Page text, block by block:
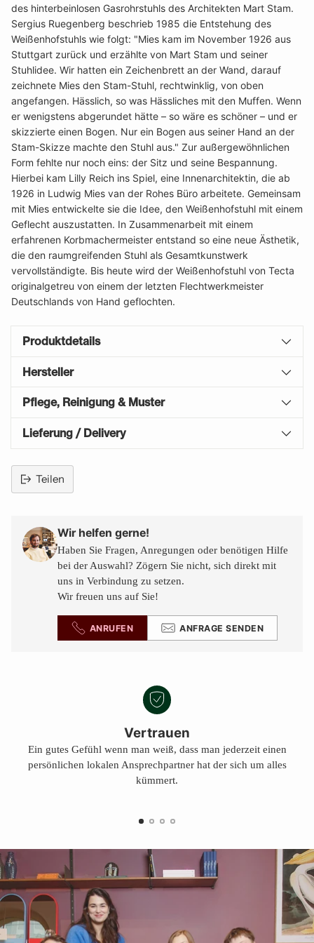
des hinterbeinlosen Gasrohrstuhls des Architekten Mart Stam.
Sergius Ruegenberg beschrieb 1985 die Entstehung des
Weißenhofstuhls wie folgt: "Mies kam im November 1926 aus
Stuttgart zurück und erzählte von Mart Stam und seiner
Stuhlidee. Wir hatten ein Zeichenbrett an der Wand, darauf
zeichnete Mies den Stam-Stuhl, rechtwinklig, von oben
angefangen. Hässlich, so was Hässliches mit den Muffen. Wenn
er wenigstens abgerundet hätte – so wäre es schöner – und er
skizzierte einen Bogen. Nur ein Bogen aus seiner Hand an der
Stam-Skizze machte den Stuhl aus." Zur außergewöhnlichen
Form fehlte nur noch eins: der Sitz und seine Bespannung.
Hierbei kam Lilly Reich ins Spiel, eine Innenarchitektin, die ab
1926 in Ludwig Mies van der Rohes Büro arbeitete. Gemeinsam
mit Mies entwickelte sie die Idee, den Weißenhofstuhl mit einem
Geflecht auszustatten. In Zusammenarbeit mit einem
erfahrenen Korbmachermeister entstand so eine neue Ästhetik,
die den raumgreifenden Stuhl als Gesamtkunstwerk
vervollständigte. Bis heute wird der Weißenhofstuhl von Tecta
originalgetreu von einem der letzten Flechtwerkmeister
Deutschlands von Hand geflochten.
Produktdetails
Hersteller
Pflege, Reinigung & Muster
Lieferung / Delivery
Teilen
den
Warenkorb
legen
Wir helfen gerne!
Haben Sie Fragen, Anregungen oder benötigen Hilfe
bei der Auswahl? Zögern Sie nicht, sich direkt mit
uns in Verbindung zu setzen.
Wir freuen uns auf Sie!
ANRUFEN ANFRAGE SENDEN
Vertrauen
Ein gutes Gefühl wenn man weiß, dass man jederzeit einen
persönlichen lokalen Ansprechpartner hat der sich um alles
kümmert.